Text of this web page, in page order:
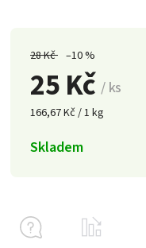
28 Kč –10 %
25 Kč/ ks
166,67 Kč / 1 kg
Skladem